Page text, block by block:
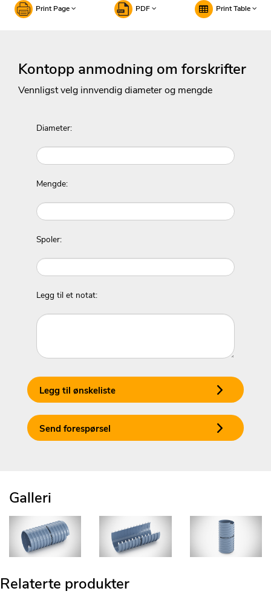
Print Page PDF Print Table
Kontopp anmodning om forskrifter
Vennligst velg innvendig diameter og mengde
Diameter:
Mengde:
Spoler:
Legg til et notat:
Legg til ønskeliste
Send forespørsel
Galleri
Relaterte produkter